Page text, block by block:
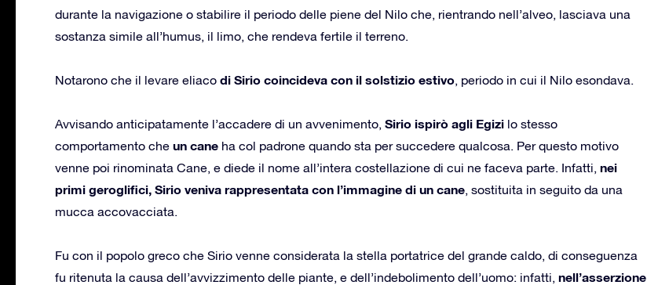
durante la navigazione o stabilire il periodo delle piene del Nilo che, rientrando nell’alveo, lasciava una
sostanza simile all’humus, il limo, che rendeva fertile il terreno.
Notarono che il levare eliaco di Sirio coincideva con il solstizio estivo, periodo in cui il Nilo esondava.
Avvisando anticipatamente l’accadere di un avvenimento, Sirio ispirò agli Egizi lo stesso
comportamento che un cane ha col padrone quando sta per succedere qualcosa. Per questo motivo
venne poi rinominata Cane, e diede il nome all’intera costellazione di cui ne faceva parte. Infatti, nei
primi geroglifici, Sirio veniva rappresentata con l’immagine di un cane, sostituita in seguito da una
mucca accovacciata.
Fu con il popolo greco che Sirio venne considerata la stella portatrice del grande caldo, di conseguenza
fu ritenuta la causa dell’avvizzimento delle piante, e dell’indebolimento dell’uomo: infatti, nell’asserzione